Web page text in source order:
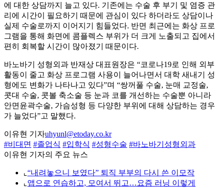
에 대한 상담까지 늘고 있다. 기존에는 수술 후 부기 및 염증 관
리에 시간이 필요하기 때문에 관심이 있다 하더라도 상담이나
실제 수술로까지 이어지기 힘들었다. 반면 최근에는 화상 프로
그램을 통해 화면에 콤플렉스 부위가 더 크게 노출되고 집에서
편히 회복할 시간이 많아졌기 때문이다.
바노바기 성형외과 반재상 대표원장은 “코로나19로 인해 외부
활동이 줄고 화상 프로그램 사용이 늘어나면서 대학 새내기 성
형에도 변화가 나타나고 있다”며 “쌍꺼풀 수술, 눈매 교정술,
콧대 수술, 콧볼 축소술 등 눈과 코를 개선하는 수술뿐 아니라
안면윤곽수술, 가슴성형 등 다양한 부위에 대해 상담하는 경우
가 늘었다”고 말했다.
이유현 기자uhyunl@etoday.co.kr
#비대면 #졸업식 #입학식 #성형수술 #바노바기성형외과
이유현 기자의 주요 뉴스
⌞ “내려놓으니 보였다” 퇴직 부부의 다시 쓴 이모작
⌞ 앱으로 연습하고, 모여서 뛰고…요즘 러닝 이렇게